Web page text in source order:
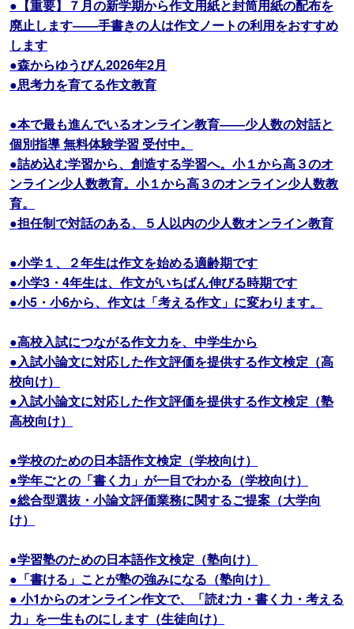
●【重要】７月の新学期から作文用紙と封筒用紙の配布を
廃止します――手書きの人は作文ノートの利用をおすすめ
します
●森からゆうびん2026年2月
●思考力を育てる作文教育
●本で最も進んでいるオンライン教育――少人数の対話と
個別指導 無料体験学習 受付中。
●詰め込む学習から、創造する学習へ。小１から高３のオ
ンライン少人数教育。小１から高３のオンライン少人数教
育。
●担任制で対話のある、５人以内の少人数オンライン教育
●小学１、２年生は作文を始める適齢期です
●小学3・4年生は、作文がいちばん伸びる時期です
●小5・小6から、作文は「考える作文」に変わります。
●高校入試につながる作文力を、中学生から
●入試小論文に対応した作文評価を提供する作文検定（高
校向け）
●入試小論文に対応した作文評価を提供する作文検定（塾
高校向け）
●学校のための日本語作文検定（学校向け）
●学年ごとの「書く力」が一目でわかる（学校向け）
●総合型選抜・小論文評価業務に関するご提案（大学向
け）
●学習塾のための日本語作文検定（塾向け）
●「書ける」ことが塾の強みになる（塾向け）
● 小1からのオンライン作文で、「読む力・書く力・考える
力」を一生ものにします（生徒向け）